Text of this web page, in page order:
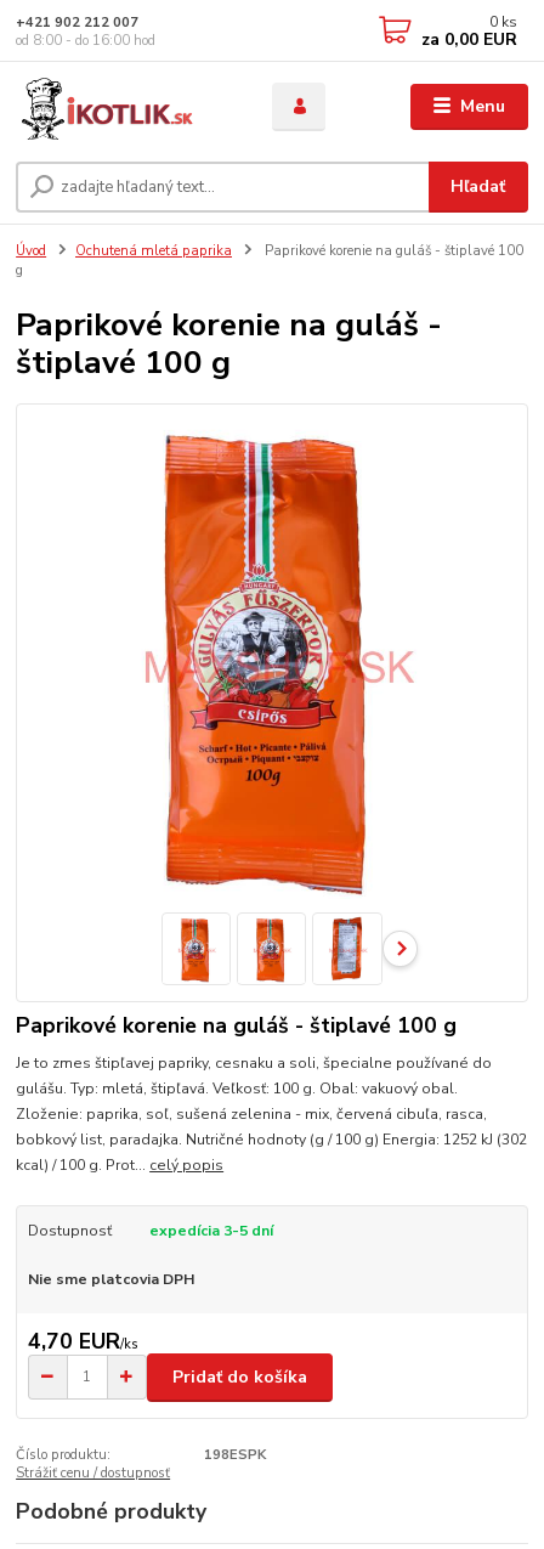
Menu
Hľadať
+421 902 212 007
od 8:00 - do 16:00 hod
0 ks
za 0,00 EUR
Úvod Ochutená mletá paprika
Paprikové korenie na guláš - štiplavé 100
g
Paprikové korenie na guláš -
štiplavé 100 g
Paprikové korenie na guláš - štiplavé 100 g
Je to zmes štipľavej papriky, cesnaku a soli, špecialne používané do
gulášu. Typ: mletá, štipľavá. Veľkosť: 100 g. Obal: vakuový obal.
Zloženie: paprika, soľ, sušená zelenina - mix, červená cibuľa, rasca,
bobkový list, paradajka. Nutričné hodnoty (g / 100 g) Energia: 1252 kJ (302
kcal) / 100 g. Prot... celý popis
Dostupnosť expedícia 3-5 dní
Nie sme platcovia DPH
4,70 EUR/ks
Pridať do košíka
Číslo produktu:
198ESPK
Strážiť cenu / dostupnosť
Podobné produkty